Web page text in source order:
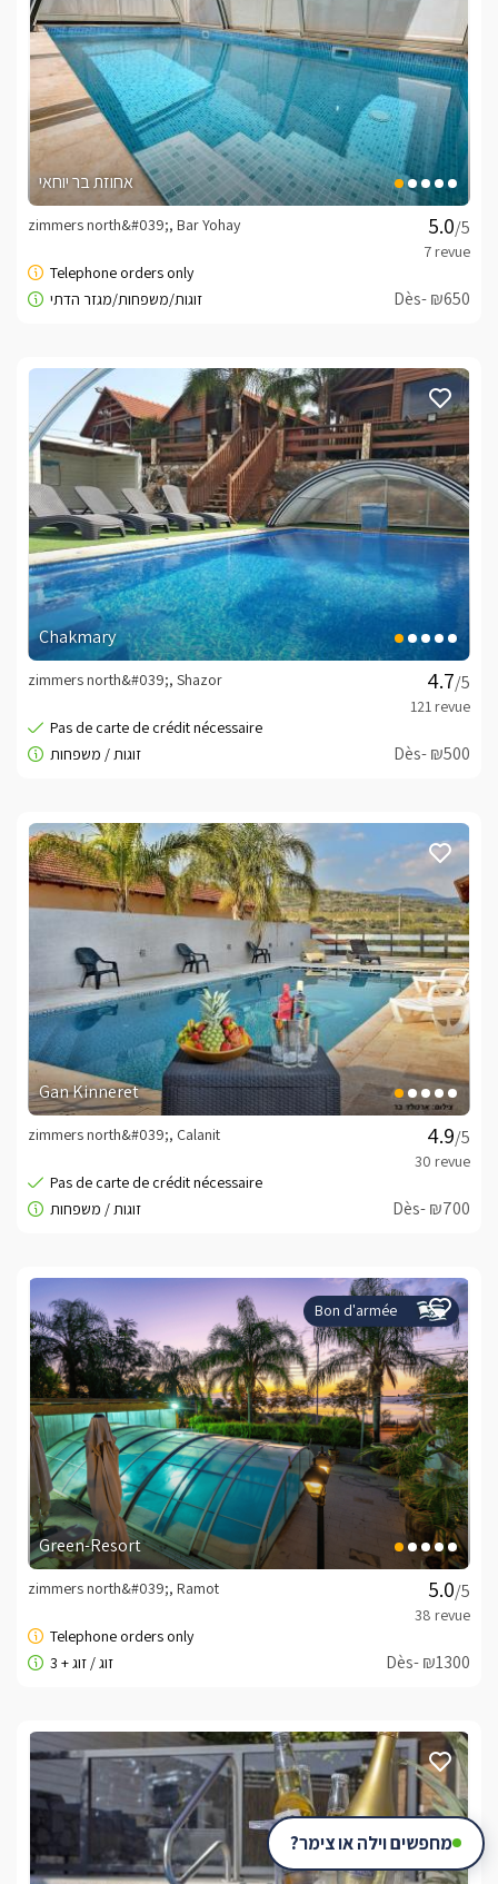
אחוזת בר יוחאי
/5
zimmers north&#039;, Bar Yohay
Dès- ₪650
Chakmary
/5
zimmers north&#039;, Shazor
Dès- ₪500
Gan Kinneret
/5
zimmers north&#039;, Calanit
Dès- ₪700
Bon d'armée
Green-Resort
/5
zimmers north&#039;, Ramot
Dès- ₪1300
מחפשים וילה או צימר?